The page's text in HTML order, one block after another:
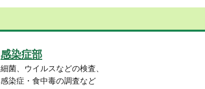
感染症部
細菌、ウイルスなどの検査、
感染症・食中毒の調査など